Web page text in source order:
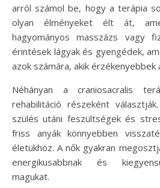
arról számol be, hogy a terápia
olyan élményeket élt át,
hagyományos masszázs vagy
érintések lágyak és gyengédek,
azok számára, akik érzékenyebbek
Néhányan a craniosacralis
rehabilitáció részeként
szülés utáni feszültségek és
friss anyák könnyebben
életükhöz. A nők gyakran
energikusabbnak és
magukat.